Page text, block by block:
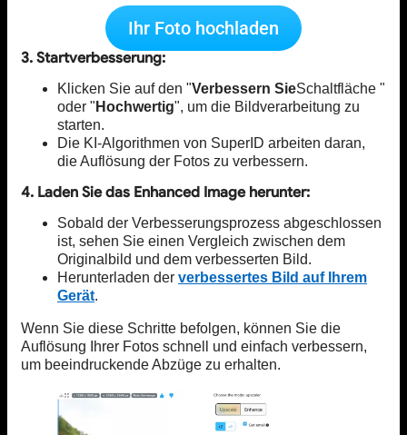
Ihr Foto hochladen
3. Startverbesserung:
Klicken Sie auf den "Verbessern SieSchaltfläche "
oder " Hochwertig", um die Bildverarbeitung zu
starten.
Die KI-Algorithmen von SuperID arbeiten daran,
die Auflösung der Fotos zu verbessern.
4. Laden Sie das Enhanced Image herunter:
Sobald der Verbesserungsprozess abgeschlossen
ist, sehen Sie einen Vergleich zwischen dem
Originalbild und dem verbesserten Bild.
Herunterladen der verbessertes Bild auf Ihrem
Gerät.
Wenn Sie diese Schritte befolgen, können Sie die
Auflösung Ihrer Fotos schnell und einfach verbessern,
um beeindruckende Abzüge zu erhalten.